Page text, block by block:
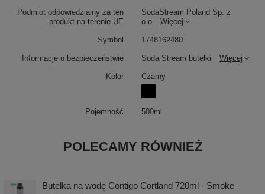
Podmiot odpowiedzialny za ten
produkt na terenie UE
SodaStream Poland Sp. z
o.o.
Więcej
Symbol 1748162480
Informacje o bezpieczeństwie Soda Stream butelki Więcej
Kolor Czarny
Pojemność 500ml
POLECAMY RÓWNIEŻ
Butelka na wodę Contigo Cortland 720ml - Smoke